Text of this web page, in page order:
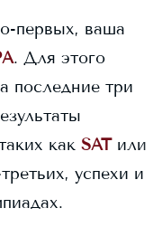
первых, ваша
. Для этого
последние три
как SAT или
успехи и